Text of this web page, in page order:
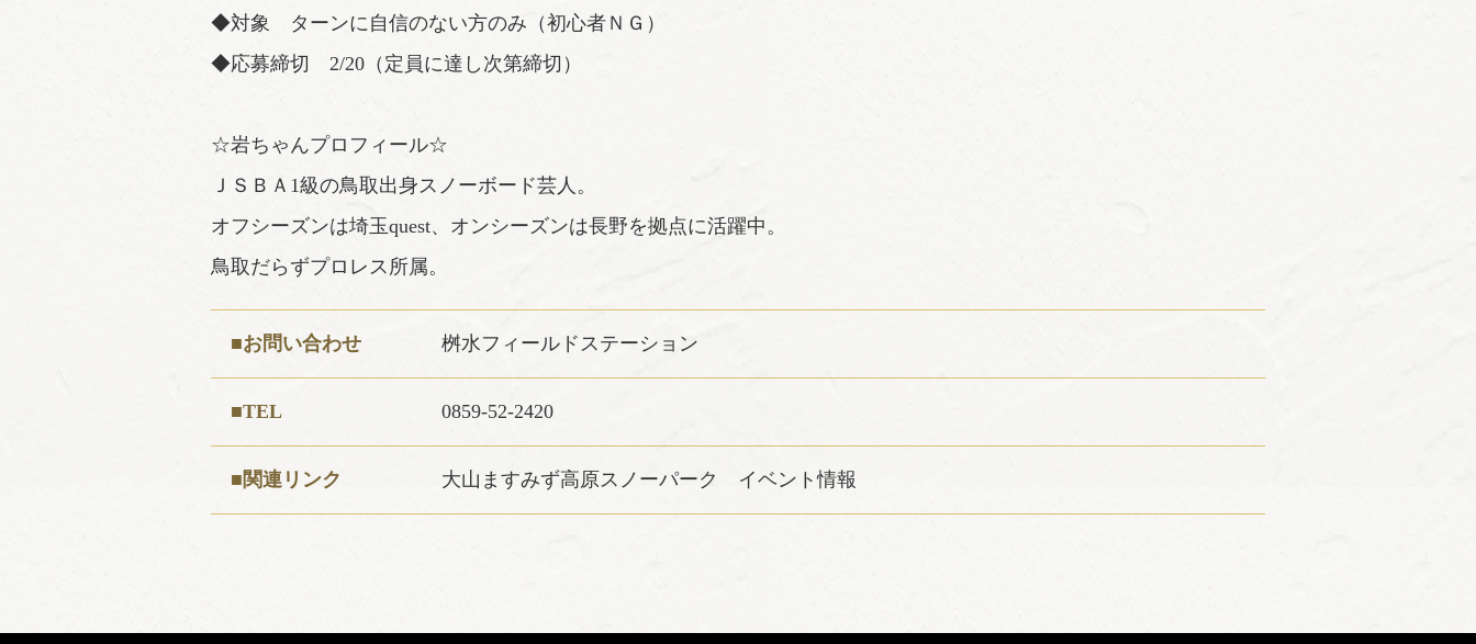
◆対象 ターンに自信のない方のみ（初心者ＮＧ）
◆応募締切 2/20（定員に達し次第締切）
☆岩ちゃんプロフィール☆
ＪＳＢＡ1級の鳥取出身スノーボード芸人。
オフシーズンは埼玉quest、オンシーズンは長野を拠点に活躍中。
鳥取だらずプロレス所属。
■お問い合わせ 桝水フィールドステーション
■TEL 0859-52-2420
■関連リンク 大山ますみず高原スノーパーク イベント情報